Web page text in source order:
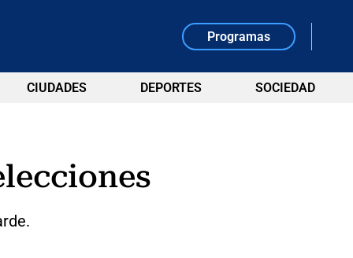
Programas
CIUDADES DEPORTES SOCIEDAD